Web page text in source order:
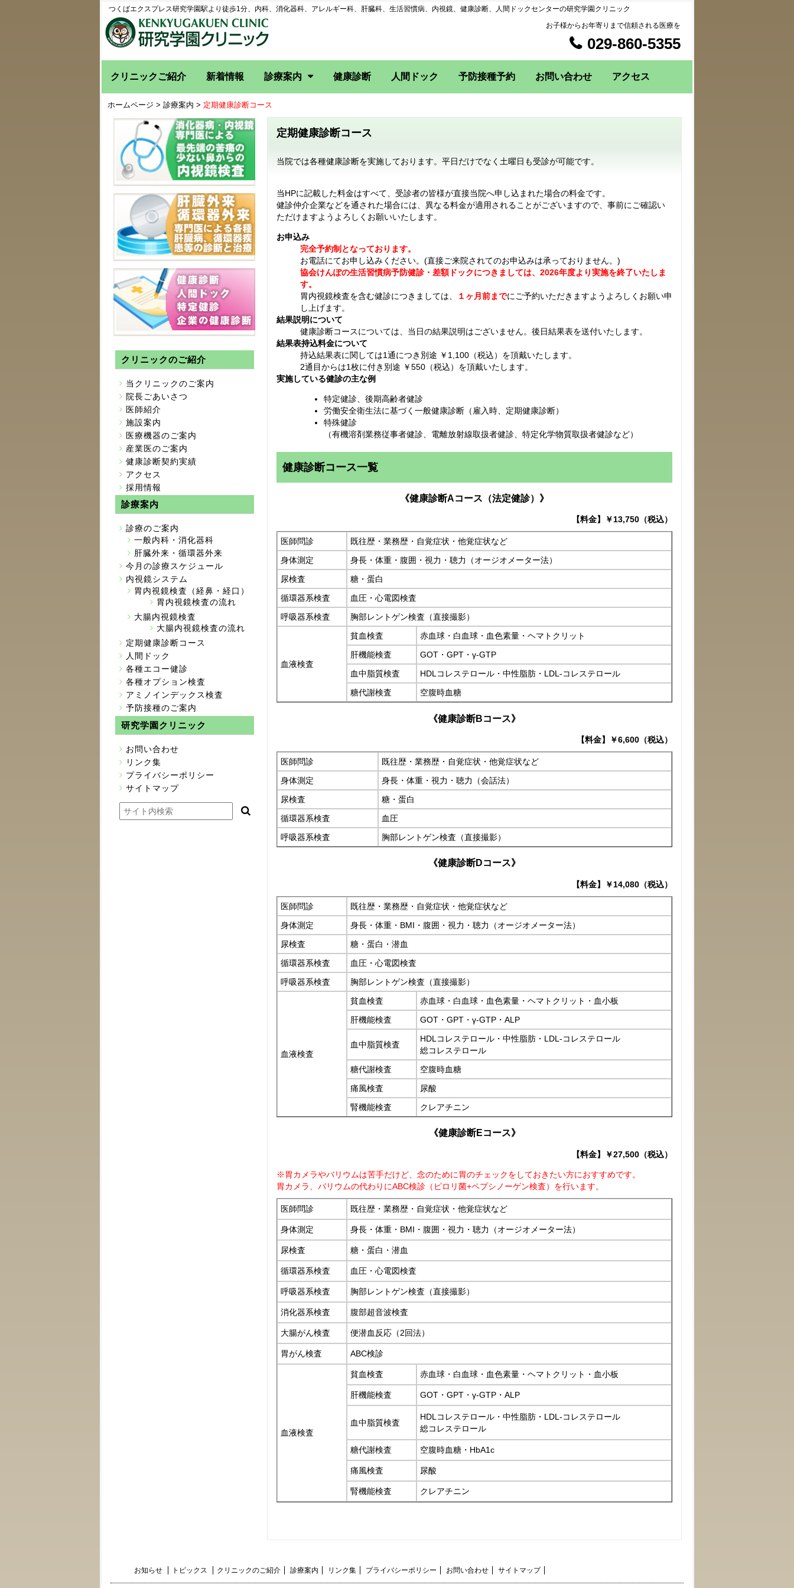
つくばエクスプレス研究学園駅より徒歩1分、内科、消化器科、アレルギー科、肝臓科、生活習慣病、内視鏡、健康診断、人間ドックセンターの研究学園クリニック
お子様からお年寄りまで信頼される医療を
029-860-5355
クリニックご紹介 新着情報 診療案内 健康診断 人間ドック 予防接種予約 お問い合わせ アクセス
ホームページ > 診療案内 > 定期健康診断コース
定期健康診断コース
当院では各種健康診断を実施しております。平日だけでなく土曜日も受診が可能です。
当HPに記載した料金はすべて、受診者の皆様が直接当院へ申し込まれた場合の料金です。
健診仲介企業などを通された場合には、異なる料金が適用されることがございますので、事前にご確認い
ただけますようよろしくお願いいたします。
お申込み
完全予約制となっております。
お電話にてお申し込みください。(直接ご来院されてのお申込みは承っておりません。)
協会けんぽの生活習慣病予防健診・差額ドックにつきましては、 2026年度より実施を終了いたしま
す。
胃内視鏡検査を含む健診につきましては、
１ヶ月前までにご予約いただきますようよろしくお願い申
し上げます。
結果説明について
健康診断コースについては、当日の結果説明はございません。後日結果表を送付いたします。
結果表持込料金について
持込結果表に関しては1通につき別途 ￥1,100（税込）を頂戴いたします。
2通目からは1枚に付き別途 ￥550（税込）を頂戴いたします。
実施している健診の主な例
特定健診、後期高齢者健診
労働安全衛生法に基づく一般健康診断（雇入時、定期健康診断）
特殊健診
（有機溶剤業務従事者健診、電離放射線取扱者健診、特定化学物質取扱者健診など）
健康診断コース一覧
《健康診断Aコース（法定健診）》
【料金】￥13,750（税込）
医師問診
既往歴・業務歴・自覚症状・他覚症状など
身体測定
身長・体重・腹囲・視力・聴力（オージオメーター法）
尿検査
糖・蛋白
循環器系検査
血圧・心電図検査
呼吸器系検査
胸部レントゲン検査（直接撮影）
血液検査
貧血検査
赤血球・白血球・血色素量・ヘマトクリット
肝機能検査
GOT・GPT・γ-GTP
血中脂質検査
HDLコレステロール・中性脂肪・LDL-コレステロール
糖代謝検査
空腹時血糖
《健康診断Bコース》
【料金】￥6,600（税込）
医師問診
既往歴・業務歴・自覚症状・他覚症状など
身体測定
身長・体重・視力・聴力（会話法）
尿検査
糖・蛋白
循環器系検査
血圧
呼吸器系検査
胸部レントゲン検査（直接撮影）
《健康診断Dコース》
【料金】￥14,080（税込）
医師問診
既往歴・業務歴・自覚症状・他覚症状など
身体測定
身長・体重・BMI・腹囲・視力・聴力（オージオメーター法）
尿検査
糖・蛋白・潜血
循環器系検査
血圧・心電図検査
呼吸器系検査
胸部レントゲン検査（直接撮影）
血液検査
貧血検査
赤血球・白血球・血色素量・ヘマトクリット・血小板
肝機能検査
GOT・GPT・γ-GTP・ALP
血中脂質検査
HDLコレステロール・中性脂肪・LDL-コレステロール
総コレステロール
糖代謝検査
空腹時血糖
痛風検査
尿酸
腎機能検査
クレアチニン
《健康診断Eコース》
【料金】￥27,500（税込）
※胃カメラやバリウムは苦手だけど、念のために胃のチェックをしておきたい方におすすめです。
胃カメラ、バリウムの代わりにABC検診（ピロリ菌+ペプシノーゲン検査）を行います。
医師問診 既往歴・業務歴・自覚症状・他覚症状など
身体測定 身長・体重・BMI・腹囲・視力・聴力（オージオメーター法）
尿検査 糖・蛋白・潜血
循環器系検査 血圧・心電図検査
呼吸器系検査 胸部レントゲン検査（直接撮影）
消化器系検査 腹部超音波検査
大腸がん検査 便潜血反応（2回法）
胃がん検査 ABC検診
血液検査
貧血検査 赤血球・白血球・血色素量・ヘマトクリット・血小板
肝機能検査 GOT・GPT・γ-GTP・ALP
血中脂質検査
HDLコレステロール・中性脂肪・LDL-コレステロール
総コレステロール
糖代謝検査 空腹時血糖・HbA1c
痛風検査 尿酸
腎機能検査 クレアチニン
クリニックのご紹介
当クリニックのご案内
院長ごあいさつ
医師紹介
施設案内
医療機器のご案内
産業医のご案内
健康診断契約実績
アクセス
採用情報
診療案内
診療のご案内
一般内科・消化器科
肝臓外来・循環器外来
今月の診療スケジュール
内視鏡システム
胃内視鏡検査（経鼻・経口）
胃内視鏡検査の流れ
大腸内視鏡検査
大腸内視鏡検査の流れ
定期健康診断コース
人間ドック
各種エコー健診
各種オプション検査
アミノインデックス検査
予防接種のご案内
研究学園クリニック
お問い合わせ
リンク集
プライバシーポリシー
サイトマップ
お知らせ トピックス クリニックのご紹介 診療案内 リンク集 プライバシーポリシー お問い合わせ サイトマップ